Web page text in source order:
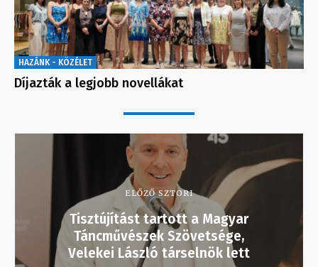
HAZÁNK - KÖZÉLET
Díjazták a legjobb novellákat
ELŐZŐ SZTORI
Tisztújítást tartott a Magyar
Táncművészek Szövetsége,
Velekei László társelnök lett